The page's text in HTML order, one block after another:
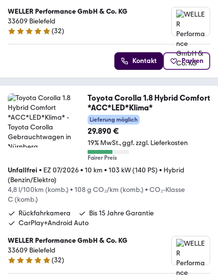
WELLER Performance GmbH & Co. KG
33609 Bielefeld
5 Sterne
(32)
Kontakt Parken
Toyota Corolla 1.8 Hybrid Comfort
*ACC*LED*Klima*
Lieferung möglich
29.890 €
19% MwSt. ggf. zzgl. Lieferkosten
Fairer Preis
Unfallfrei • EZ 07/2026• 10 km • 103 kW (140 PS) • Hybrid
(Benzin/Elektro)
4,8 l/100km (komb.) • 108 g CO₂/km (komb.) • CO₂-Klasse
C (komb.)
Rückfahrkamera
Bis 15 Jahre Garantie
CarPlay+Android Auto
WELLER Performance GmbH & Co. KG
33609 Bielefeld
5 Sterne
(32)